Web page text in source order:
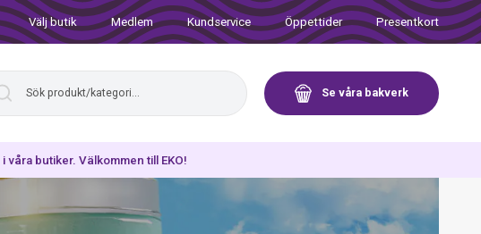
Välj butik Medlem Kundservice Öppettider Presentkort
Se våra bakverk
butiker. Välkommen till EKO!